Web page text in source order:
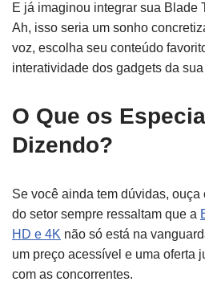
E já imaginou integrar sua Blade
Ah, isso seria um sonho
voz, escolha seu conteúdo
interatividade dos gadgets da
O Que os
Dizendo?
Se você ainda tem dúvidas,
do setor sempre ressaltam que a
HD e 4K não só está na
um preço acessível e uma oferta
com as concorrentes.